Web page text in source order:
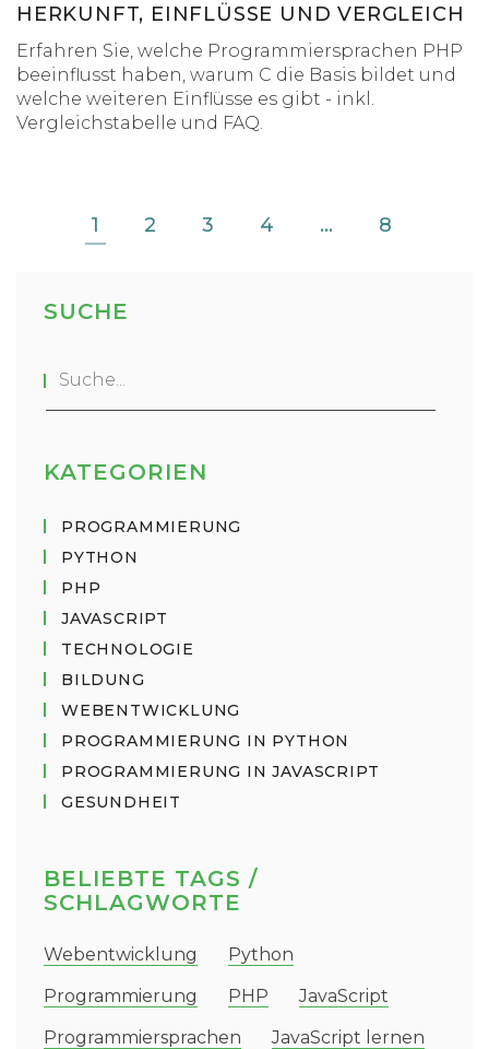
HERKUNFT, EINFLÜSSE UND VERGLEICH
Erfahren Sie, welche Programmiersprachen PHP
beeinflusst haben, warum C die Basis bildet und
welche weiteren Einflüsse es gibt - inkl.
Vergleichstabelle und FAQ.
1 2 3 4 … 8
SUCHE
KATEGORIEN
PROGRAMMIERUNG
PYTHON
PHP
JAVASCRIPT
TECHNOLOGIE
BILDUNG
WEBENTWICKLUNG
PROGRAMMIERUNG IN PYTHON
PROGRAMMIERUNG IN JAVASCRIPT
GESUNDHEIT
BELIEBTE TAGS /
SCHLAGWORTE
Webentwicklung
Python
Programmierung
PHP
JavaScript
Programmiersprachen
JavaScript lernen